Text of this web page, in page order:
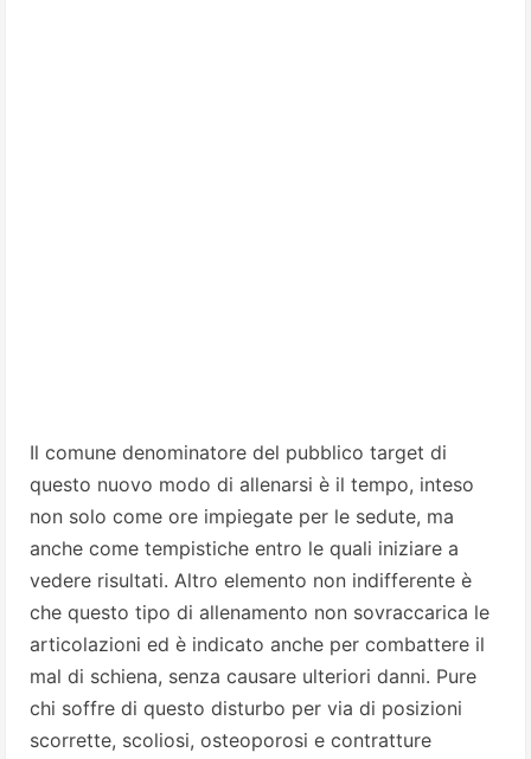
Il comune denominatore del pubblico target di
questo nuovo modo di allenarsi è il tempo, inteso
non solo come ore impiegate per le sedute, ma
anche come tempistiche entro le quali iniziare a
vedere risultati. Altro elemento non indifferente è
che questo tipo di allenamento non sovraccarica le
articolazioni ed è indicato anche per combattere il
mal di schiena, senza causare ulteriori danni. Pure
chi soffre di questo disturbo per via di posizioni
scorrette, scoliosi, osteoporosi e contratture